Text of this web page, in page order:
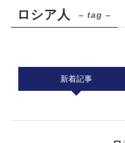
ロシア人 – tag –
新着記事